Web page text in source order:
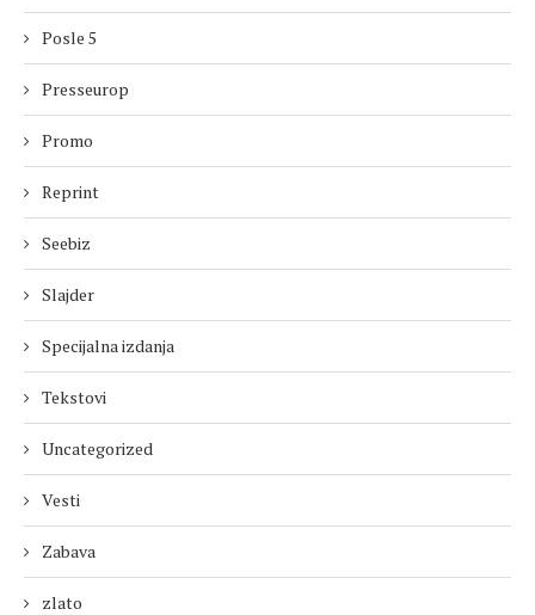
Posle 5
Presseurop
Promo
Reprint
Seebiz
Slajder
Specijalna izdanja
Tekstovi
Uncategorized
Vesti
Zabava
zlato